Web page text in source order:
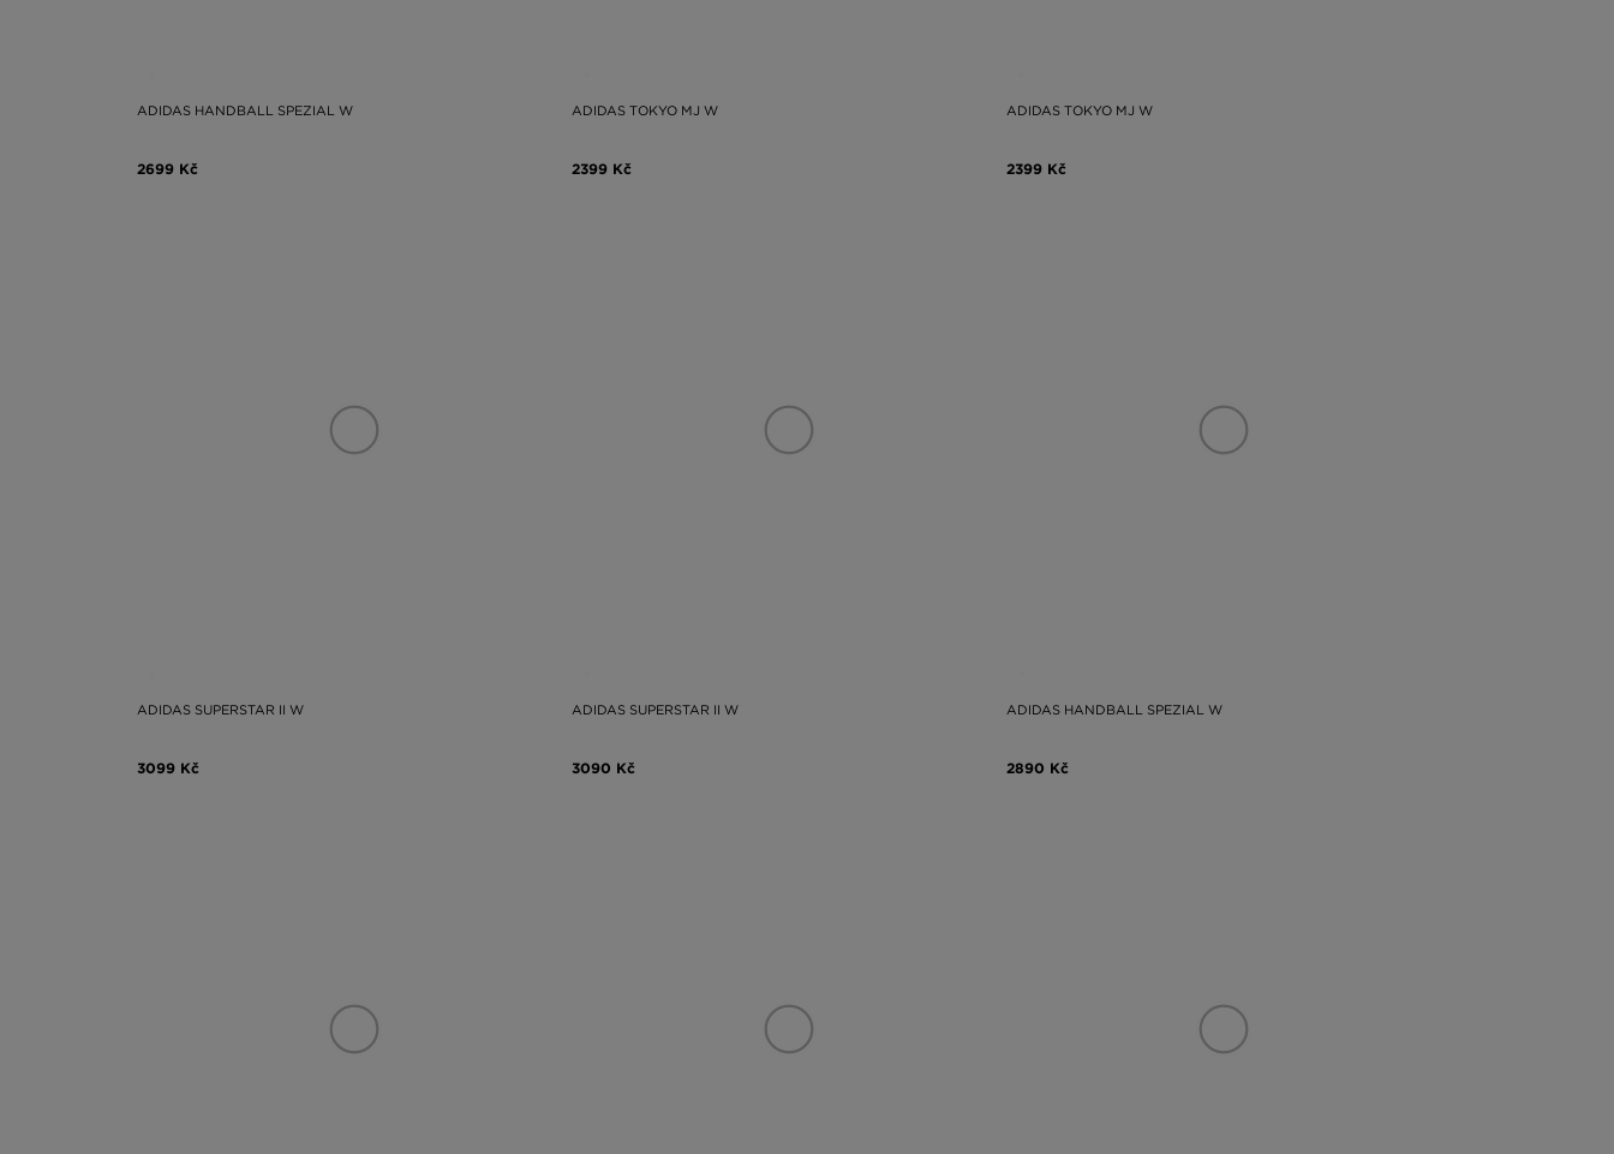
ADIDAS HANDBALL SPEZIAL W
2699 Kč
ADIDAS TOKYO MJ W
2399 Kč
ADIDAS TOKYO MJ W
2399 Kč
ADIDAS SUPERSTAR II W
3099 Kč
ADIDAS SUPERSTAR II W
3090 Kč
ADIDAS HANDBALL SPEZIAL W
2890 Kč